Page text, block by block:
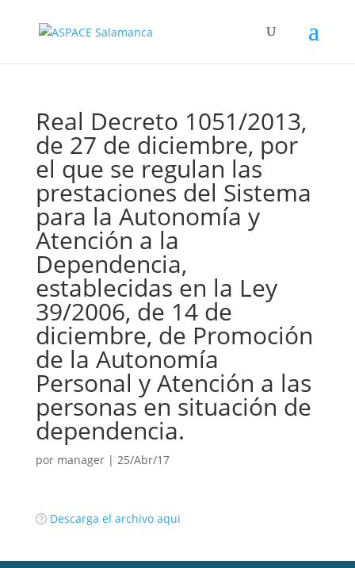
Real Decreto 1051/2013,
de 27 de diciembre, por
el que se regulan las
prestaciones del Sistema
para la Autonomía y
Atención a la
Dependencia,
establecidas en la Ley
39/2006, de 14 de
diciembre, de Promoción
de la Autonomía
Personal y Atención a las
personas en situación de
dependencia.
por manager| 25/Abr/17
Descarga el archivo aqui